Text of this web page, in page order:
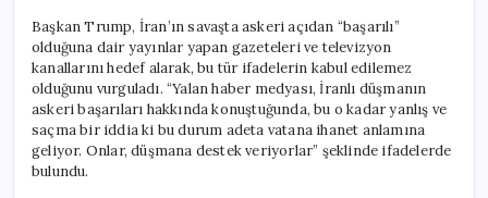
Başkan Trump, İran’ın savaşta askeri açıdan “başarılı”
olduğuna dair yayınlar yapan gazeteleri ve televizyon
kanallarını hedef alarak, bu tür ifadelerin kabul edilemez
olduğunu vurguladı. “Yalan haber medyası, İranlı düşmanın
askeri başarıları hakkında konuştuğunda, bu o kadar yanlış ve
saçma bir iddia ki bu durum adeta vatana ihanet anlamına
geliyor. Onlar, düşmana destek veriyorlar” şeklinde ifadelerde
bulundu.